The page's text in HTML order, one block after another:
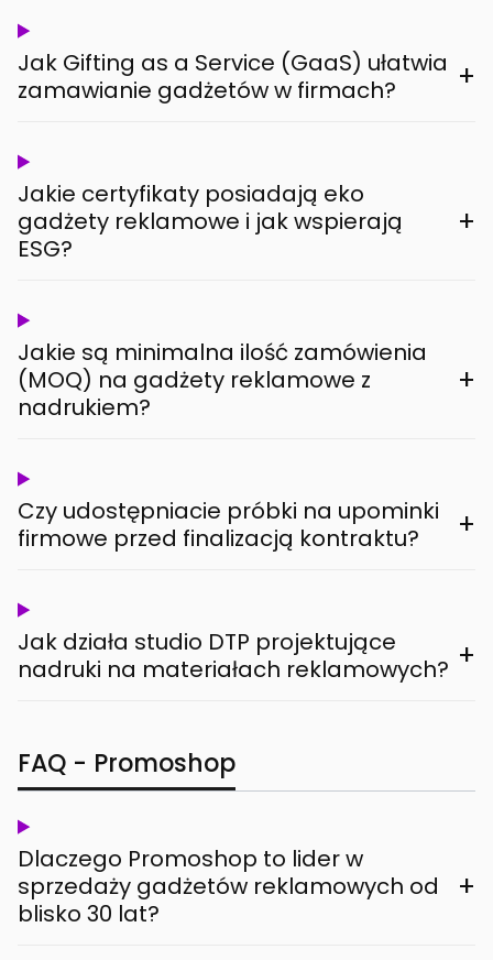
Jak Gifting as a Service (GaaS) ułatwia
zamawianie gadżetów w firmach?
+
Jakie certyfikaty posiadają eko
gadżety reklamowe i jak wspierają
ESG?
+
Jakie są minimalna ilość zamówienia
(MOQ) na gadżety reklamowe z
nadrukiem?
+
Czy udostępniacie próbki na upominki
firmowe przed finalizacją kontraktu?
+
Jak działa studio DTP projektujące
nadruki na materiałach reklamowych? +
FAQ - Promoshop
Dlaczego Promoshop to lider w
sprzedaży gadżetów reklamowych od
blisko 30 lat?
+